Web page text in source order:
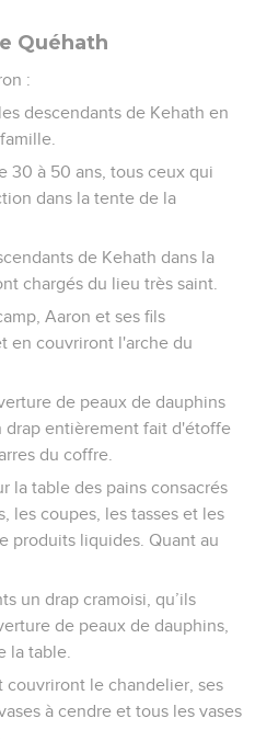
Quéhath
:
descendants de Kehath en
30 à 50 ans, tous ceux qui
dans la tente de la
de Kehath dans la
chargés du lieu très saint.
Aaron et ses fils
en couvriront l'arche du
de peaux de dauphins
drap entièrement fait d'étoffe
du coffre.
la table des pains consacrés
les coupes, les tasses et les
produits liquides. Quant au
un drap cramoisi, qu’ils
de peaux de dauphins,
la table.
couvriront le chandelier, ses
à cendre et tous les vases